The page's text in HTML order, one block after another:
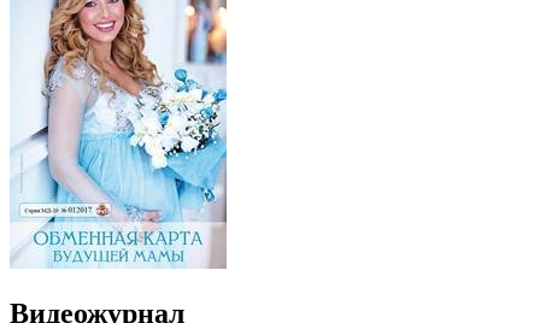
Видеожурнал